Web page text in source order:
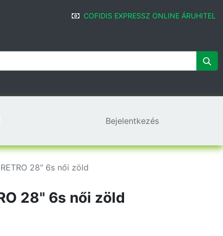
COFIDIS EXPRESSZ ONLINE ÁRUHITEL
Bejelentkezés
28" 6s női zöld
28" 6s női zöld